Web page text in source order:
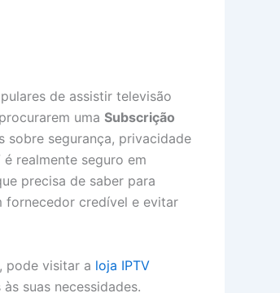
de assistir televisão
uma Subscrição
sobre segurança, privacidade
realmente seguro em
precisa de saber para
fornecedor credível e evitar
pode visitar a loja IPTV
suas necessidades.